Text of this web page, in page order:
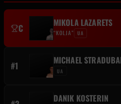
C MIKOLA LAZARETS
“KOLJA” UA
#1 MICHAEL
UA
DANIK KOSTERIN